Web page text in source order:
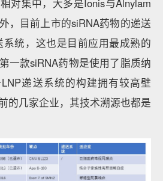
对集中，大多是Ionis与Alnylam
，目前上市的siRNA药物的递送
系统，这也是目前应用最成熟的
一款siRNA药物是使用了脂质纳
递送系统的构建拥有较高壁
的几家企业，其技术溯源也都是